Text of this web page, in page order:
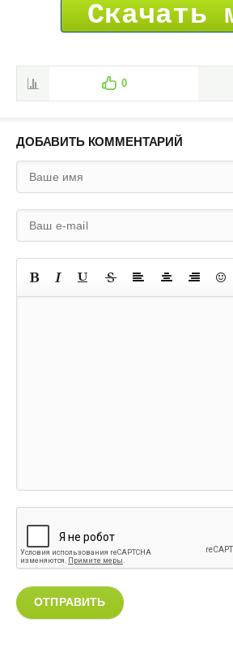
Скачать
0
ДОБАВИТЬ КОММЕНТАРИЙ
ОТПРАВИТЬ